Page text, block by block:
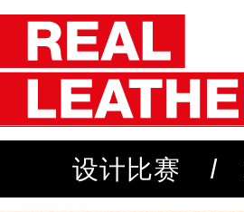
设计比赛